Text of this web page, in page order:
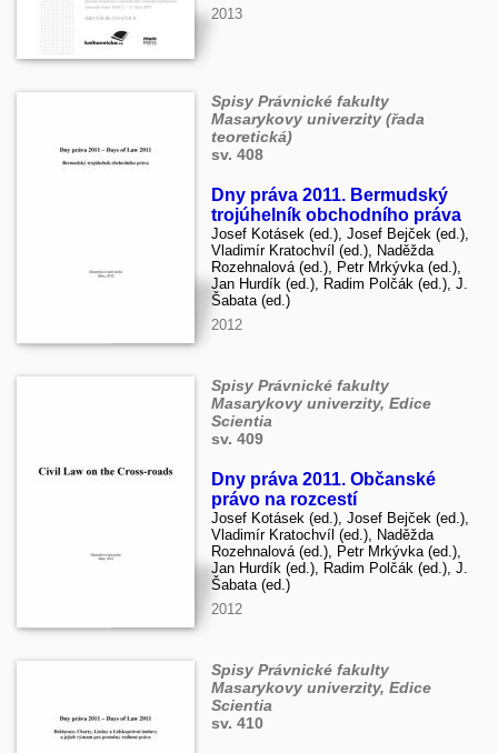
2013
Spisy Právnické fakulty
Masarykovy univerzity (řada
teoretická)
sv. 408
Dny práva 2011. Bermudský
trojúhelník obchodního práva
Josef Kotásek (ed.), Josef Bejček (ed.),
Vladimír Kratochvíl (ed.), Naděžda
Rozehnalová (ed.), Petr Mrkývka (ed.),
Jan Hurdík (ed.), Radim Polčák (ed.), J.
Šabata (ed.)
2012
Spisy Právnické fakulty
Masarykovy univerzity, Edice
Scientia
sv. 409
Dny práva 2011. Občanské
právo na rozcestí
Josef Kotásek (ed.), Josef Bejček (ed.),
Vladimír Kratochvíl (ed.), Naděžda
Rozehnalová (ed.), Petr Mrkývka (ed.),
Jan Hurdík (ed.), Radim Polčák (ed.), J.
Šabata (ed.)
2012
Spisy Právnické fakulty
Masarykovy univerzity, Edice
Scientia
sv. 410